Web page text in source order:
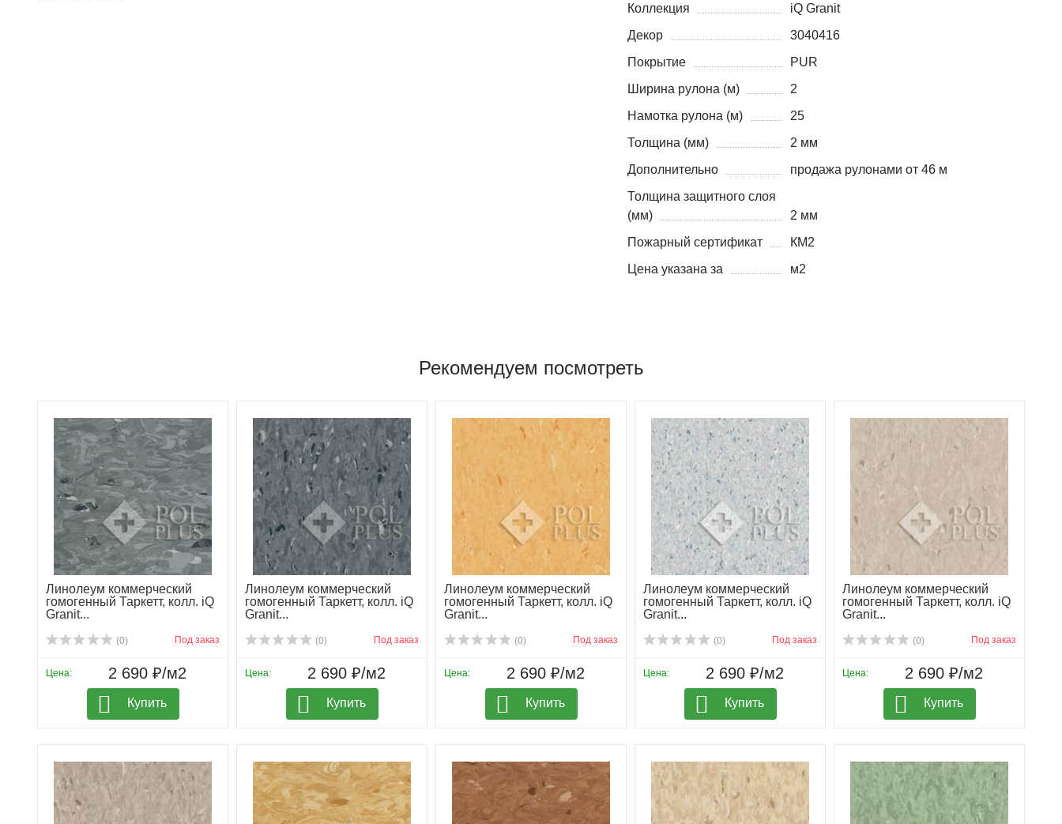
Коллекция
iQ Granit
Декор
3040416
Покрытие
PUR
Ширина рулона (м)
2
Намотка рулона (м)
25
Толщина (мм)
2 мм
Дополнительно
продажа рулонами от 46 м
Толщина защитного слоя
(мм)
2 мм
Пожарный сертификат
КМ2
Цена указана за
м2
Рекомендуем посмотреть
Линолеум коммерческий
гомогенный Таркетт, колл. iQ
Granit...
(0) Под заказ
Цена: 2 690 ₽/м2
Купить
Линолеум коммерческий
гомогенный Таркетт, колл. iQ
Granit...
(0) Под заказ
Цена: 2 690 ₽/м2
Купить
Линолеум коммерческий
гомогенный Таркетт, колл. iQ
Granit...
(0) Под заказ
Цена: 2 690 ₽/м2
Купить
Линолеум коммерческий
гомогенный Таркетт, колл. iQ
Granit...
(0) Под заказ
Цена: 2 690 ₽/м2
Купить
Линолеум коммерческий
гомогенный Таркетт, колл. iQ
Granit...
(0) Под заказ
Цена: 2 690 ₽/м2
Купить